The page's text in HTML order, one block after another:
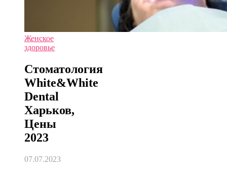
Женское
здоровье
Стоматология
White&White
Dental
Харьков,
Цены
2023
07.07.2023